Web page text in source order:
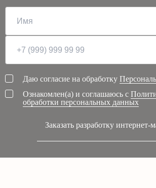
Даю согласие на обработку
Ознакомлен(а) и соглашаюсь с
обработки персональных данных
Заказать разработку интернет-